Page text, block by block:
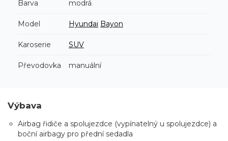
Barva modrá
Model Hyundai Bayon
Karoserie SUV
Převodovka manuální
Výbava
Airbag řidiče a spolujezdce (vypínatelný u spolujezdce) a
boční airbagy pro přední sedadla